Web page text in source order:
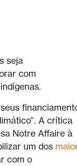
seja
com
A crítica
Notre Affaire à
um dos
com o